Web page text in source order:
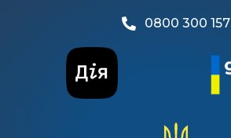
0800 300 157